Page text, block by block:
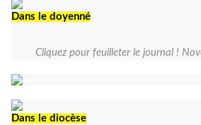
Dans le doyenné
Cliquez pour feuilleter le journal !
Dans le diocèse